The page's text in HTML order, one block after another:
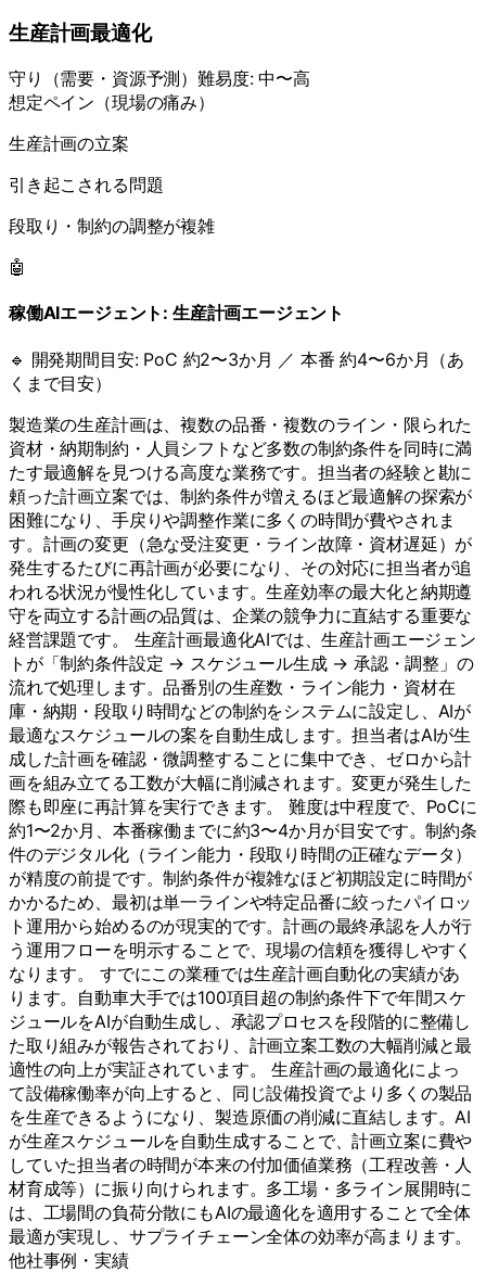
生産計画最適化
守り （需要・資源予測 ）難易度:中〜高
想定ペイン（現場の痛み）
生産計画の立案
引き起こされる問題
段取り・制約の調整が複雑
🤖
稼働AIエージェント: 生産計画エージェント
🔹 開発期間目安: PoC 約2〜3か月 ／ 本番 約4〜6か月（あ
くまで目安）
製造業の生産計画は、複数の品番・複数のライン・限られた
資材・納期制約・人員シフトなど多数の制約条件を同時に満
たす最適解を見つける高度な業務です。担当者の経験と勘に
頼った計画立案では、制約条件が増えるほど最適解の探索が
困難になり、手戻りや調整作業に多くの時間が費やされま
す。計画の変更（急な受注変更・ライン故障・資材遅延）が
発生するたびに再計画が必要になり、その対応に担当者が追
われる状況が慢性化しています。生産効率の最大化と納期遵
守を両立する計画の品質は、企業の競争力に直結する重要な
経営課題です。 生産計画最適化AIでは、生産計画エージェン
トが「制約条件設定 → スケジュール生成 → 承認・調整」の
流れで処理します。品番別の生産数・ライン能力・資材在
庫・納期・段取り時間などの制約をシステムに設定し、AIが
最適なスケジュールの案を自動生成します。担当者はAIが生
成した計画を確認・微調整することに集中でき、ゼロから計
画を組み立てる工数が大幅に削減されます。変更が発生した
際も即座に再計算を実行できます。 難度は中程度で、PoCに
約1〜2か月、本番稼働までに約3〜4か月が目安です。制約条
件のデジタル化（ライン能力・段取り時間の正確なデータ）
が精度の前提です。制約条件が複雑なほど初期設定に時間が
かかるため、最初は単一ラインや特定品番に絞ったパイロッ
ト運用から始めるのが現実的です。計画の最終承認を人が行
う運用フローを明示することで、現場の信頼を獲得しやすく
なります。 すでにこの業種では生産計画自動化の実績があ
ります。自動車大手では100項目超の制約条件下で年間スケ
ジュールをAIが自動生成し、承認プロセスを段階的に整備し
た取り組みが報告されており、計画立案工数の大幅削減と最
適性の向上が実証されています。 生産計画の最適化によっ
て設備稼働率が向上すると、同じ設備投資でより多くの製品
を生産できるようになり、製造原価の削減に直結します。AI
が生産スケジュールを自動生成することで、計画立案に費や
していた担当者の時間が本来の付加価値業務（工程改善・人
材育成等）に振り向けられます。多工場・多ライン展開時に
は、工場間の負荷分散にもAIの最適化を適用することで全体
最適が実現し、サプライチェーン全体の効率が高まります。
他社事例・実績